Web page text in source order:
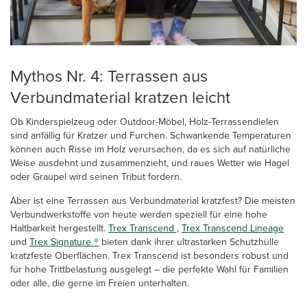
Mythos Nr. 4: Terrassen aus
Verbundmaterial kratzen leicht
Ob Kinderspielzeug oder Outdoor-Möbel, Holz-Terrassendielen
sind anfällig für Kratzer und Furchen. Schwankende Temperaturen
können auch Risse im Holz verursachen, da es sich auf natürliche
Weise ausdehnt und zusammenzieht, und raues Wetter wie Hagel
oder Graupel wird seinen Tribut fordern.
Aber ist eine Terrassen aus Verbundmaterial kratzfest? Die meisten
Verbundwerkstoffe von heute werden speziell für eine hohe
Haltbarkeit hergestellt.Trex Transcend ,Trex Transcend Lineage
und Trex Signature ® bieten dank ihrer ultrastarken Schutzhülle
kratzfeste Oberflächen. Trex Transcend ist besonders robust und
für hohe Trittbelastung ausgelegt – die perfekte Wahl für Familien
oder alle, die gerne im Freien unterhalten.